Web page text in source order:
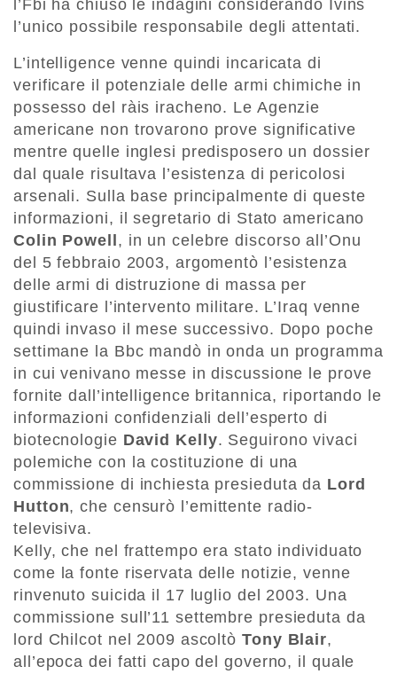
l’Fbi ha chiuso le indagini considerando Ivins
l’unico possibile responsabile degli attentati.
L’intelligence venne quindi incaricata di
verificare il potenziale delle armi chimiche in
possesso del ràis iracheno. Le Agenzie
americane non trovarono prove significative
mentre quelle inglesi predisposero un dossier
dal quale risultava l’esistenza di pericolosi
arsenali. Sulla base principalmente di queste
informazioni, il segretario di Stato americano
Colin Powell , in un celebre discorso all’Onu
del 5 febbraio 2003, argomentò l’esistenza
delle armi di distruzione di massa per
giustificare l’intervento militare. L’Iraq venne
quindi invaso il mese successivo. Dopo poche
settimane la Bbc mandò in onda un programma
in cui venivano messe in discussione le prove
fornite dall’intelligence britannica, riportando le
informazioni confidenziali dell’esperto di
biotecnologie David Kelly. Seguirono vivaci
polemiche con la costituzione di una
commissione di inchiesta presieduta da Lord
Hutton, che censurò l’emittente radio-
televisiva.
Kelly, che nel frattempo era stato individuato
come la fonte riservata delle notizie, venne
rinvenuto suicida il 17 luglio del 2003. Una
commissione sull’11 settembre presieduta da
lord Chilcot nel 2009 ascoltò Tony Blair,
all’epoca dei fatti capo del governo, il quale